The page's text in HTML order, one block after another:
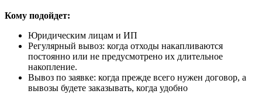
Кому подойдет:
Юридическим лицам и ИП
Регулярный вывоз: когда отходы накапливаются
постоянно или не предусмотрено их длительное
накопление.
Вывоз по заявке: когда прежде всего нужен договор, а
вывозы будете заказывать, когда удобно